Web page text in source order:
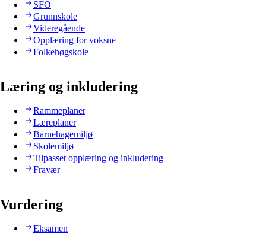
SFO
Grunnskole
Videregående
Opplæring for voksne
Folkehøgskole
Læring og inkludering
Rammeplaner
Læreplaner
Barnehagemiljø
Skolemiljø
Tilpasset opplæring og inkludering
Fravær
Vurdering
Eksamen